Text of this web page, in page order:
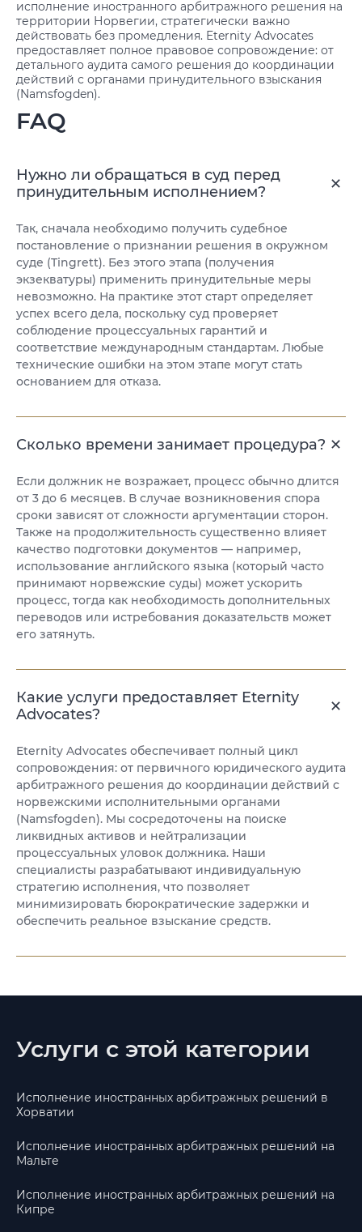
исполнение иностранного арбитражного решения на
территории Норвегии, стратегически важно
действовать без промедления. Eternity Advocates
предоставляет полное правовое сопровождение: от
детального аудита самого решения до координации
действий с органами принудительного взыскания
(Namsfogden).
FAQ
Нужно ли обращаться в суд перед
принудительным исполнением?
Так, сначала необходимо получить судебное
постановление о признании решения в окружном
суде (Tingrett). Без этого этапа (получения
экзекватуры) применить принудительные меры
невозможно. На практике этот старт определяет
успех всего дела, поскольку суд проверяет
соблюдение процессуальных гарантий и
соответствие международным стандартам. Любые
технические ошибки на этом этапе могут стать
основанием для отказа.
Сколько времени занимает процедура?
Если должник не возражает, процесс обычно длится
от 3 до 6 месяцев. В случае возникновения спора
сроки зависят от сложности аргументации сторон.
Также на продолжительность существенно влияет
качество подготовки документов — например,
использование английского языка (который часто
принимают норвежские суды) может ускорить
процесс, тогда как необходимость дополнительных
переводов или истребования доказательств может
его затянуть.
Какие услуги предоставляет Eternity
Advocates?
Eternity Advocates обеспечивает полный цикл
сопровождения: от первичного юридического аудита
арбитражного решения до координации действий с
норвежскими исполнительными органами
(Namsfogden). Мы сосредоточены на поиске
ликвидных активов и нейтрализации
процессуальных уловок должника. Наши
специалисты разрабатывают индивидуальную
стратегию исполнения, что позволяет
минимизировать бюрократические задержки и
обеспечить реальное взыскание средств.
Услуги с этой категории
Исполнение иностранных арбитражных решений в
Хорватии
Исполнение иностранных арбитражных решений на
Мальте
Исполнение иностранных арбитражных решений на
Кипре